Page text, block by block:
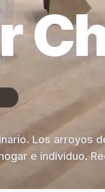
Los arroyos
e individuo.